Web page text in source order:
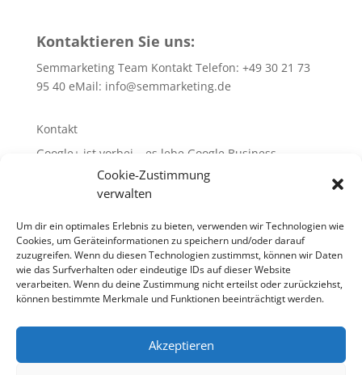
Cookie-Zustimmung
verwalten
Um dir ein optimales Erlebnis zu bieten, verwenden wir Technologien wie
Cookies, um Geräteinformationen zu speichern und/oder darauf
zuzugreifen. Wenn du diesen Technologien zustimmst, können wir Daten
wie das Surfverhalten oder eindeutige IDs auf dieser Website
verarbeiten. Wenn du deine Zustimmung nicht erteilst oder zurückziehst,
können bestimmte Merkmale und Funktionen beeinträchtigt werden.
Akzeptieren
Kontaktieren Sie uns:
Semmarketing Team Kontakt Telefon: +49 30 21 73
95 40 eMail: info@semmarketing.de
Kontakt
Google+ ist vorbei – es lebe Google Business
10 SEO-TIPPS
10 SEA – TIPPS
WEB-Site-Audit/SEO
Glossar rund um SEA + SEO + SEM
10 SEO-TIPPS
10 SEA – TIPPS
WEB-Site-Audit / SEO
Glossar rund um SEA + SEO + SEM